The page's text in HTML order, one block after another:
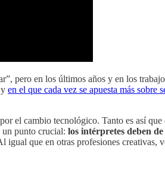
pero en los últimos años y en los
en el que cada vez se apuesta más sobre
el cambio tecnológico. Tanto es así
un punto crucial: los intérpretes deben
igual que en otras profesiones creativas,